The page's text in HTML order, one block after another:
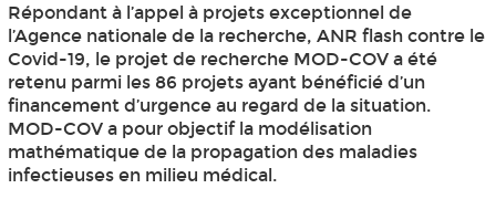
Répondant à l’appel à projets exceptionnel de
l’Agence nationale de la recherche, ANR flash contre le
Covid-19, le projet de recherche MOD-COV a été
retenu parmi les 86 projets ayant bénéficié d’un
financement d’urgence au regard de la situation.
MOD-COV a pour objectif la modélisation
mathématique de la propagation des maladies
infectieuses en milieu médical.